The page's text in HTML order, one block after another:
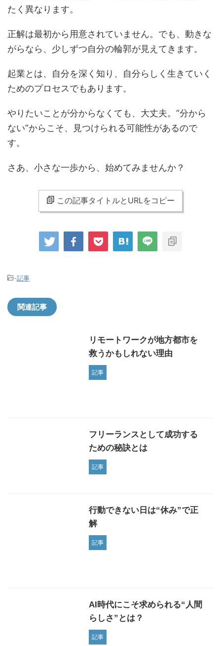
たく異なります。
正解は最初から用意されていません。でも、動きな
がらなら、少しずつ自分の輪郭が見えてきます。
起業とは、自分を深く知り、自分らしく生きていく
ためのプロセスでもあります。
やりたいことが分からなくても、大丈夫。“分から
ない”からこそ、見つけられる可能性があるので
す。
さあ、小さな一歩から、始めてみませんか？
この記事タイトルとURLをコピー
-記事
関連記事
リモートワークが地方都市を
救うかもしれない理由
記事
フリーランスとして成功する
ための秘訣とは
記事
行動できない日は“休み”で正
解
記事
AI時代にこそ求められる“人間
らしさ”とは？
記事